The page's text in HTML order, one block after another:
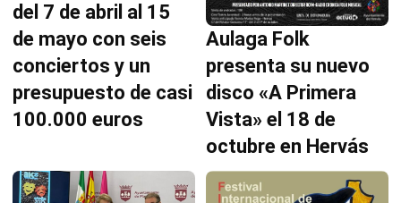
del 7 de abril al 15
de mayo con seis
conciertos y un
presupuesto de casi
100.000 euros
Aulaga Folk
presenta su nuevo
disco «A Primera
Vista» el 18 de
octubre en Hervás